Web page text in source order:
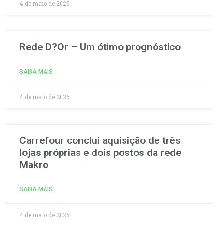
4 de maio de 2025
Rede D?Or – Um ótimo prognóstico
SAIBA MAIS
4 de maio de 2025
Carrefour conclui aquisição de três
lojas próprias e dois postos da rede
Makro
SAIBA MAIS
4 de maio de 2025